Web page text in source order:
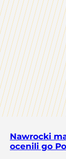
Nawrocki
ocenili go